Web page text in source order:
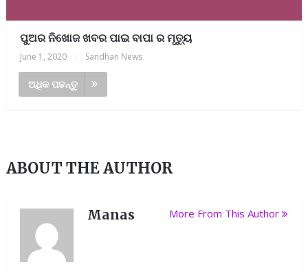
ପୁଅର ନିଖୋଜ ଖବର ପାଇ ବାପା ର ମୃତ୍ୟୁ
June 1, 2020 Sandhan News
ଅଧିକ ପଢନ୍ତୁ
ABOUT THE AUTHOR
Manas More From This Author